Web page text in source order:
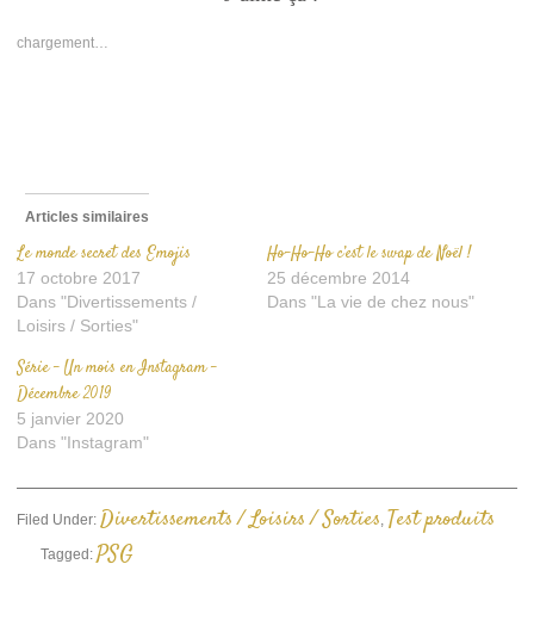
dans
dans
chargement…
Articles similaires
Le monde secret des Emojis
17 octobre 2017
Dans "Divertissements /
Loisirs / Sorties"
Ho-Ho-Ho c’est le swap de Noël !
25 décembre 2014
Dans "La vie de chez nous"
Série – Un mois en Instagram –
Décembre 2019
5 janvier 2020
Dans "Instagram"
Filed Under: Divertissements / Loisirs / Sorties, Test produits
Tagged:PSG